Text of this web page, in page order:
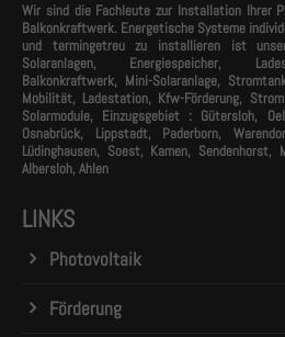
Wir sind die Fachleute zur Installation Ihrer
Balkonkraftwerk. Energetische Systeme
und termingetreu zu installieren ist
Solaranlagen, Energiespeicher,
Balkonkraftwerk, Mini-Solaranlage,
Mobilität, Ladestation, Kfw-Förderung,
Solarmodule, Einzugsgebiet : Gütersloh,
Osnabrück, Lippstadt, Paderborn,
Lüdinghausen, Soest, Kamen,
Albersloh, Ahlen
LINKS
Photovoltaik
Förderung